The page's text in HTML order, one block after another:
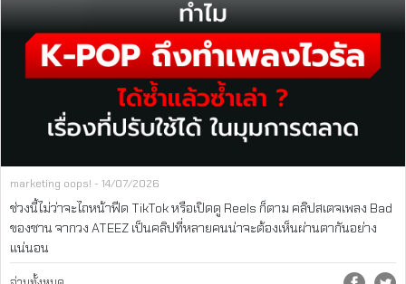
marketing oops! - 14/07/2026
ช่วงนี้ไม่ว่าจะไถหน้าฟีด TikTok หรือเปิดดู Reels ก็ตาม คลิปสเตจเพลง Bad
ของซาน จากวง ATEEZ เป็นคลิปที่หลายคนน่าจะต้องเห็นผ่านตากันอย่าง
แน่นอน